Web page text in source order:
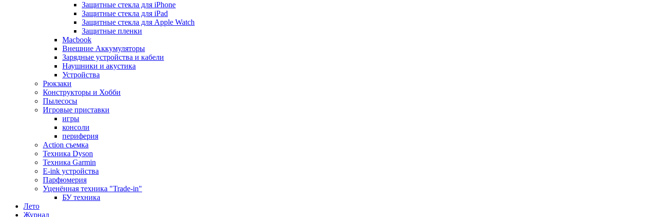
Защитные стекла для iPhone
Защитные стекла для iPad
Защитные стекла для Apple Watch
Защитные пленки
Macbook
Внешние Аккумуляторы
Зарядные устройства и кабели
Наушники и акустика
Устройства
Рюкзаки
Конструкторы и Хобби
Пылесосы
Игровые приставки
игры
консоли
периферия
Action съемка
Техника Dyson
Техника Garmin
E-ink устройства
Парфюмерия
Уценённая техника "Trade-in"
БУ техника
Лето
Журнал